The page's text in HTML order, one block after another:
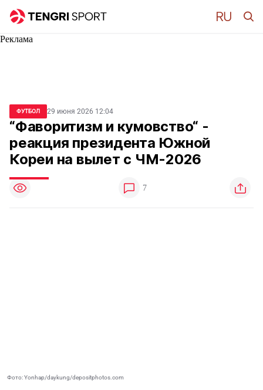
Реклама
ФУТБОЛ 29 июня 2026 12:04
“Фаворитизм и кумовство“ -
реакция президента Южной
Кореи на вылет с ЧМ-2026
7
Фото: Yonhap/daykung/depositphotos.com